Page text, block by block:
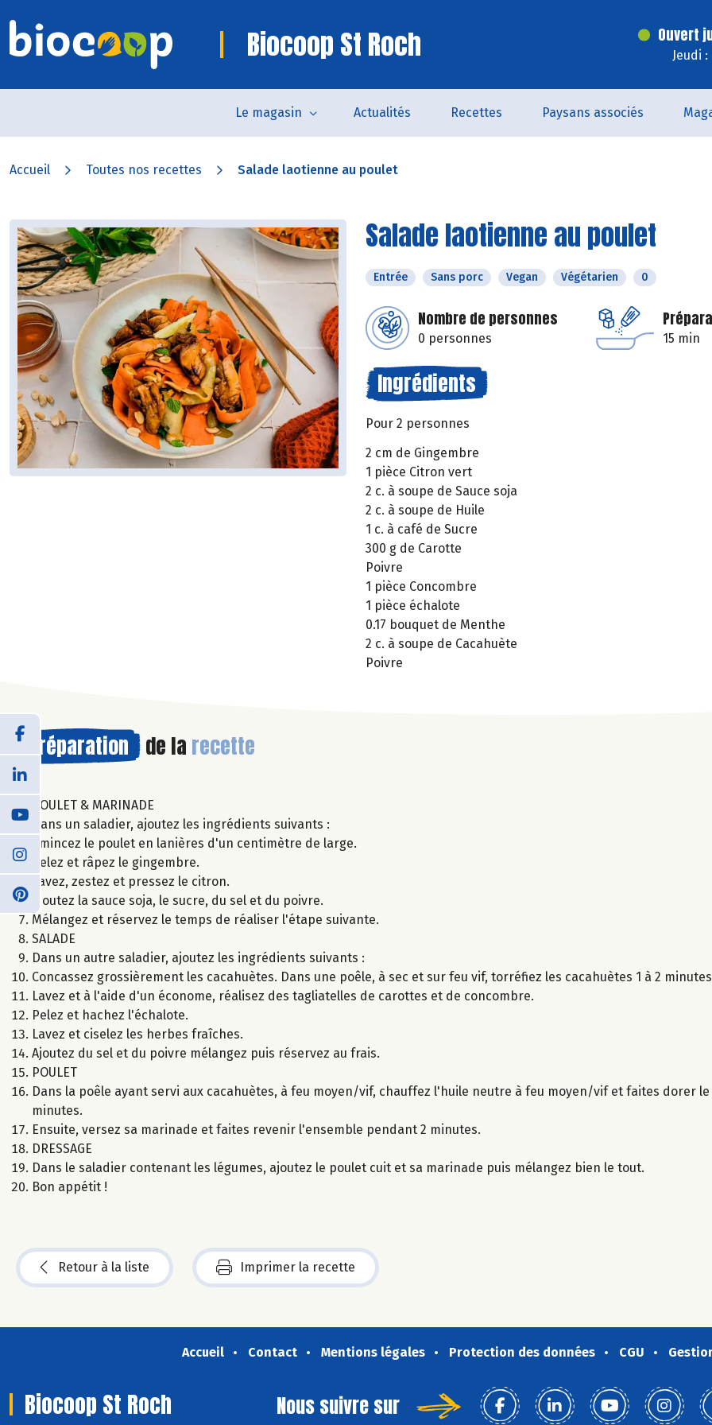
Biocoop St Roch Ouvert
Jeudi
Le magasin Actualités Recettes Paysans associés
Accueil Toutes nos recettes Salade laotienne au poulet
Salade laotienne au poulet
Entrée Sans porc Vegan Végétarien 0
Nombre de personnes
0 personnes 15 min
Ingrédients
Pour 2 personnes
2 cm de Gingembre
1 pièce Citron vert
2 c. à soupe de Sauce soja
2 c. à soupe de Huile
1 c. à café de Sucre
300 g de Carotte
Poivre
1 pièce Concombre
1 pièce échalote
0.17 bouquet de Menthe
2 c. à soupe de Cacahuète
Poivre
Préparation de la recette
POULET & MARINADE
Dans un saladier, ajoutez les ingrédients suivants :
Émincez le poulet en lanières d'un centimètre de large.
Pelez et râpez le gingembre.
Lavez, zestez et pressez le citron.
Ajoutez la sauce soja, le sucre, du sel et du poivre.
Mélangez et réservez le temps de réaliser l'étape suivante.
SALADE
Dans un autre saladier, ajoutez les ingrédients suivants :
Concassez grossièrement les cacahuètes. Dans une poêle, à sec et sur feu vif, torréfiez les cacahuètes 1 à 2
Lavez et à l'aide d'un économe, réalisez des tagliatelles de carottes et de concombre.
Pelez et hachez l'échalote.
Lavez et ciselez les herbes fraîches.
Ajoutez du sel et du poivre mélangez puis réservez au frais.
POULET
Dans la poêle ayant servi aux cacahuètes, à feu moyen/vif, chauffez l'huile neutre à feu moyen/vif et faites dorer
minutes.
Ensuite, versez sa marinade et faites revenir l'ensemble pendant 2 minutes.
DRESSAGE
Dans le saladier contenant les légumes, ajoutez le poulet cuit et sa marinade puis mélangez bien le tout.
Bon appétit !
Retour à la liste Imprimer la recette
Accueil Contact Mentions légales Protection des données CGU
Biocoop St Roch Nous suivre sur